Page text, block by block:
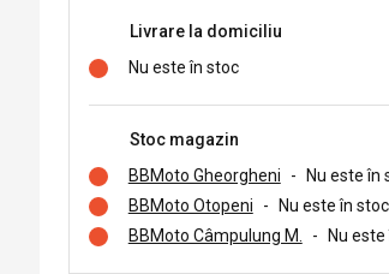
Livrare la domiciliu
Nu este în stoc
Stoc magazin
BBMoto Gheorgheni
-
Nu este în
BBMoto Otopeni
-
Nu este în
BBMoto Câmpulung M.
- Nu